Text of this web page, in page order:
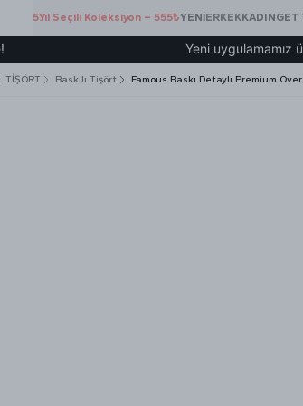
5.Yıl Seçili Koleksiyon – 555₺YENİERKEKKADINGET
Yeni uygulamamız
TİŞÖRT Baskılı Tişört Famous Baskı Detaylı Premium